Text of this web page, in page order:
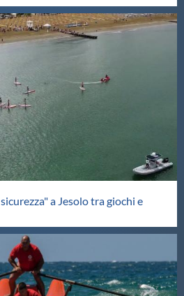
a Jesolo tra giochi e